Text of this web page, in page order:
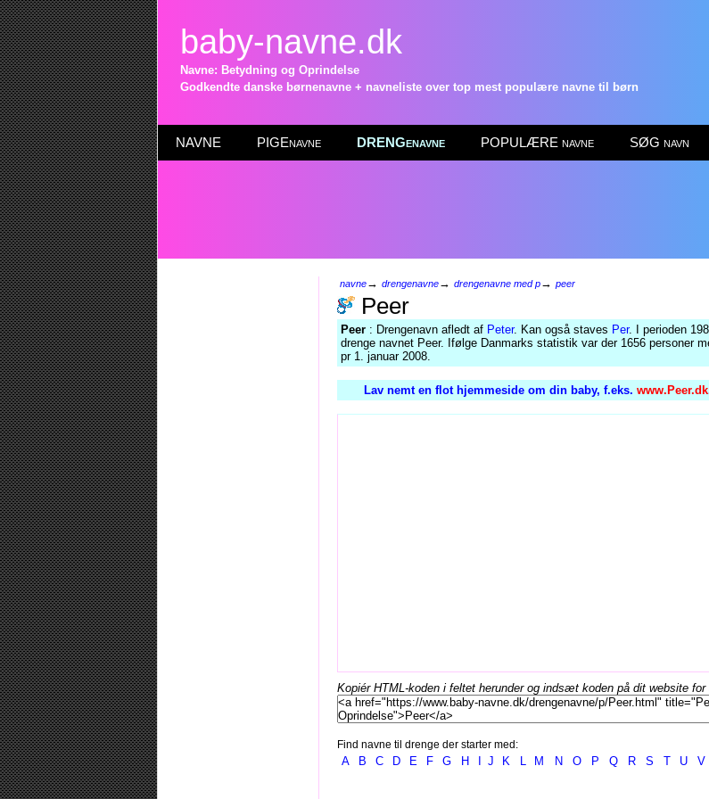
baby-navne.dk
Navne: Betydning og Oprindelse
Godkendte danske børnenavne + navneliste over top mest populære navne til børn
NAVNE PIGEnavne DRENGenavne POPULÆRE navne SØG navn
navne→ drengenavne→ drengenavne med p→ peer
Peer
Peer : Drengenavn afledt af Peter. Kan også staves Per. I perioden
drenge navnet Peer. Ifølge Danmarks statistik var der 1656 personer
pr 1. januar 2008.
Lav nemt en flot hjemmeside om din baby, f.eks. www.Peer.dk
Kopiér HTML-koden i feltet herunder og indsæt koden på dit website
Find navne til drenge der starter med:
A B C D E F G H J K L M N O P Q R S T U V